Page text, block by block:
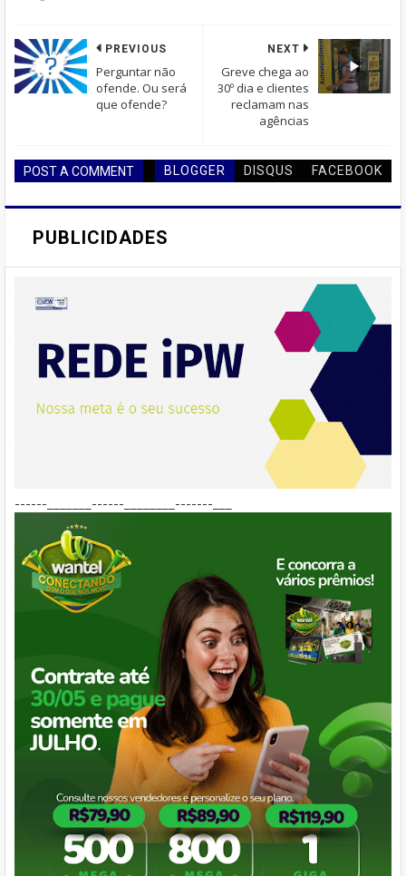
NEXT
Greve chega ao
30º dia e clientes
reclamam nas
agências
PREVIOUS
Perguntar não
ofende. Ou será
que ofende?
POST A COMMENT BLOGGER DISQUS FACEBOOK
PUBLICIDADES
------_______------________-------___